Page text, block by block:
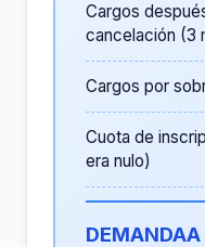
Cargos
cancelación (3
Cargos por
Cuota de
era nulo)
DEMANDAA